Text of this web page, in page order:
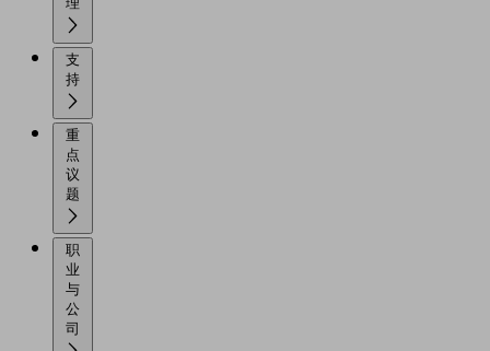
支
重
点
议
职
业
与
公